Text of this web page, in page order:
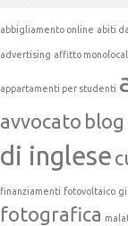
abbigliamento online abiti
advertising affitto
appartamenti per studenti
avvocato blog
di inglese
finanziamenti fotovoltaico
fotografica